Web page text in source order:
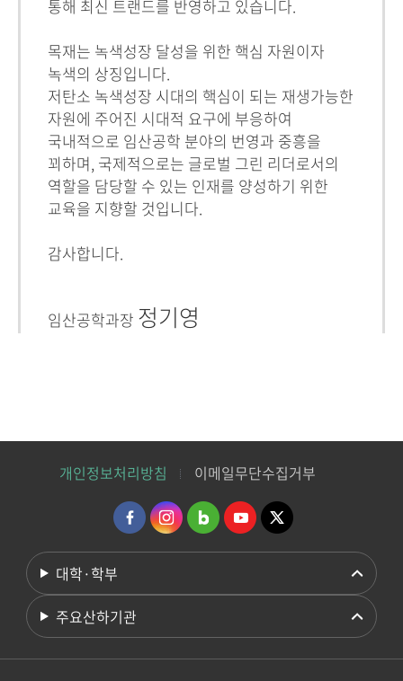
통해 최신 트랜드를 반영하고 있습니다.
목재는 녹색성장 달성을 위한 핵심 자원이자
녹색의 상징입니다.
저탄소 녹색성장 시대의 핵심이 되는 재생가능한
자원에 주어진 시대적 요구에 부응하여
국내적으로 임산공학 분야의 번영과 중흥을
꾀하며, 국제적으로는 글로벌 그린 리더로서의
역할을 담당할 수 있는 인재를 양성하기 위한
교육을 지향할 것입니다.
감사합니다.
임산공학과장 정기영
개인정보처리방침 이메일무단수집거부
대학·학부
주요산하기관